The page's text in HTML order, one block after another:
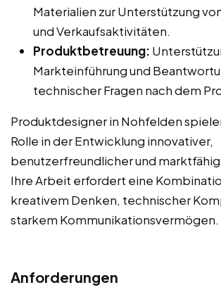
Materialien zur Unterstützung
und Verkaufsaktivitäten.
Produktbetreuung:
Markteinführung und
technischer Fragen nach dem
Produktdesigner in Nohfelden
Rolle in der Entwicklung innovativer,
benutzerfreundlicher und
Ihre Arbeit erfordert eine
kreativem Denken, technischer
starkem Kommunikationsvermögen.
Anforderungen